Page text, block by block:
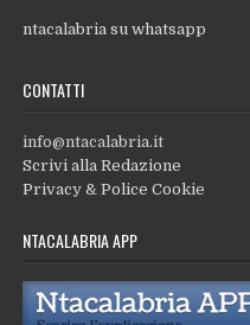
ntacalabria su whatsapp
CONTATTI
info@ntacalabria.it
Scrivi alla Redazione
Privacy & Police Cookie
NTACALABRIA APP